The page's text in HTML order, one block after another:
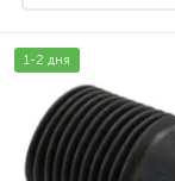
Болты
Втулка
Втулка
1-2 дня